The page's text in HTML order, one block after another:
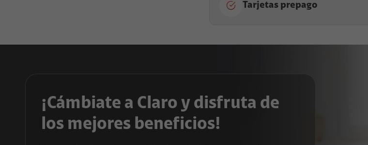
Tarjetas prepago
¡Cámbiate a Claro y disfruta de
los mejores beneficios!